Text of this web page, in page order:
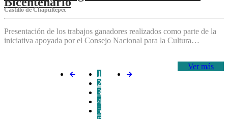
Castillo de Chapultepec
Presentación de los trabajos ganadores realizados como parte de la
iniciativa apoyada por el Consejo Nacional para la Cultura…
Ver más
1
2
3
4
5